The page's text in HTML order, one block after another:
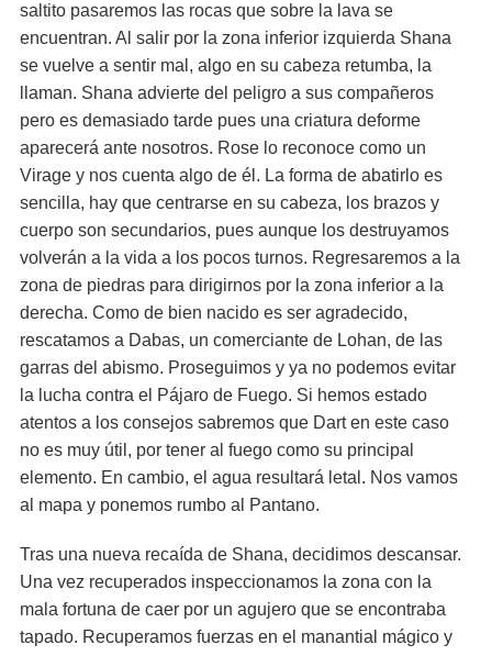
saltito pasaremos las rocas que sobre la lava se
encuentran. Al salir por la zona inferior izquierda Shana
se vuelve a sentir mal, algo en su cabeza retumba, la
llaman. Shana advierte del peligro a sus compañeros
pero es demasiado tarde pues una criatura deforme
aparecerá ante nosotros. Rose lo reconoce como un
Virage y nos cuenta algo de él. La forma de abatirlo es
sencilla, hay que centrarse en su cabeza, los brazos y
cuerpo son secundarios, pues aunque los destruyamos
volverán a la vida a los pocos turnos. Regresaremos a la
zona de piedras para dirigirnos por la zona inferior a la
derecha. Como de bien nacido es ser agradecido,
rescatamos a Dabas, un comerciante de Lohan, de las
garras del abismo. Proseguimos y ya no podemos evitar
la lucha contra el Pájaro de Fuego. Si hemos estado
atentos a los consejos sabremos que Dart en este caso
no es muy útil, por tener al fuego como su principal
elemento. En cambio, el agua resultará letal. Nos vamos
al mapa y ponemos rumbo al Pantano.
Tras una nueva recaída de Shana, decidimos descansar.
Una vez recuperados inspeccionamos la zona con la
mala fortuna de caer por un agujero que se encontraba
tapado. Recuperamos fuerzas en el manantial mágico y